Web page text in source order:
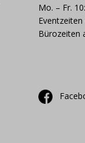
Mo. – Fr.
Bürozeiten